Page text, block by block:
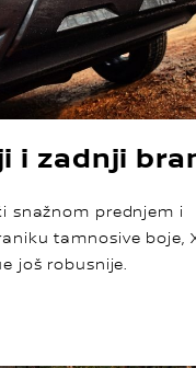
i zadnji
snažnom prednjem i
tamnosive boje,
još robusnije.